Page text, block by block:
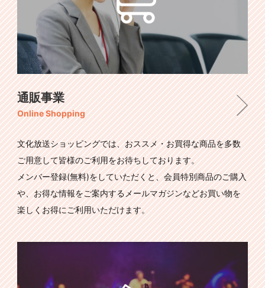
通販事業
Online Shopping
文化放送ショッピングでは、おススメ・お買得な商品を多数
ご用意して皆様のご利用をお待ちしております。
メンバー登録(無料)をしていただくと、会員特別商品のご購入
や、お得な情報をご案内するメールマガジンなどお買い物を
楽しくお得にご利用いただけます。